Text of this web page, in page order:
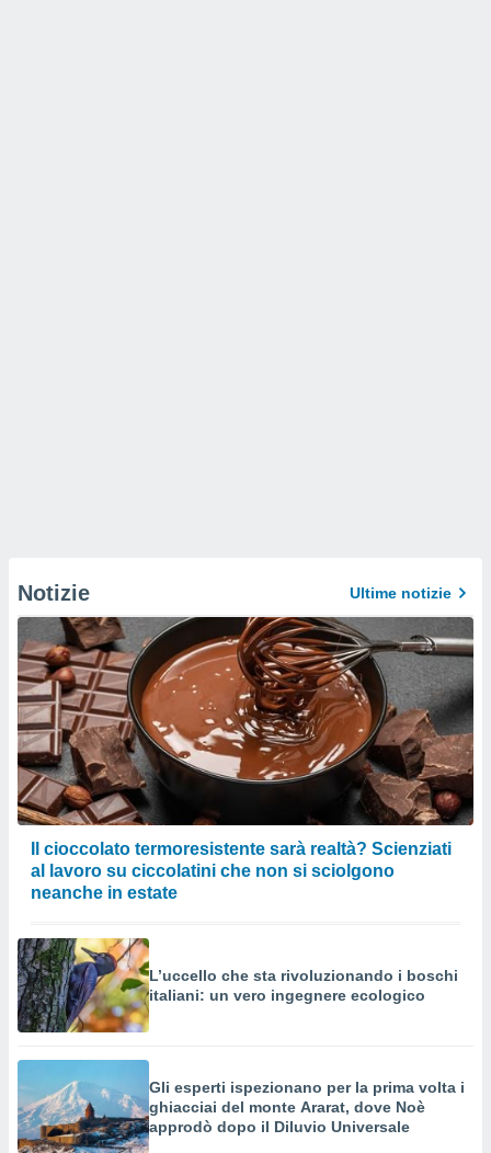
Notizie Ultime notizie
Il cioccolato termoresistente sarà realtà? Scienziati
al lavoro su ciccolatini che non si sciolgono
neanche in estate
L’uccello che sta rivoluzionando i boschi
italiani: un vero ingegnere ecologico
Gli esperti ispezionano per la prima volta i
ghiacciai del monte Ararat, dove Noè
approdò dopo il Diluvio Universale